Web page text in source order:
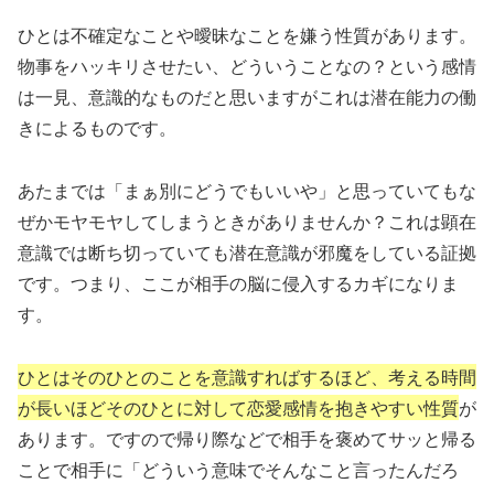
ひとは不確定なことや曖昧なことを嫌う性質があります。
物事をハッキリさせたい、どういうことなの？という感情
は一見、意識的なものだと思いますがこれは潜在能力の働
きによるものです。
あたまでは「まぁ別にどうでもいいや」と思っていてもな
ぜかモヤモヤしてしまうときがありませんか？これは顕在
意識では断ち切っていても潜在意識が邪魔をしている証拠
です。つまり、ここが相手の脳に侵入するカギになりま
す。
ひとはそのひとのことを意識すればするほど、考える時間
が長いほどそのひとに対して恋愛感情を抱きやすい性質が
あります。ですので帰り際などで相手を褒めてサッと帰る
ことで相手に「どういう意味でそんなこと言ったんだろ